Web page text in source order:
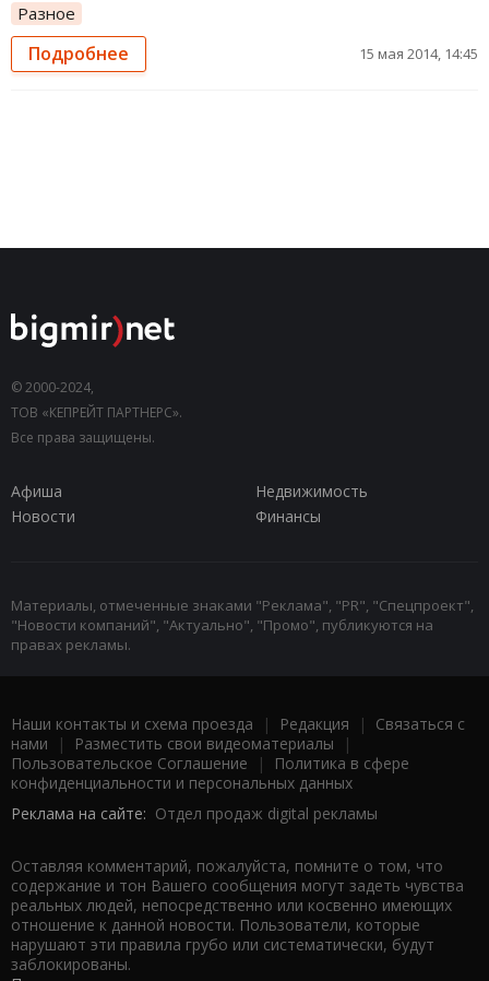
Разное
Подробнее 15 мая 2014, 14:45
© 2000-2024,
ТОВ «КЕПРЕЙТ ПАРТНЕРС».
Все права защищены.
Афиша
Недвижимость
Новости
Финансы
Материалы, отмеченные знаками "Реклама", "PR", "Спецпроект",
"Новости компаний", "Актуально", "Промо", публикуются на
правах рекламы.
Наши контакты и схема проезда | Редакция | Связаться с
нами | Разместить свои видеоматериалы |
Пользовательское Соглашение |
Политика в сфере
конфиденциальности и персональных данных
Реклама на сайте: Отдел продаж digital рекламы
Оставляя комментарий, пожалуйста, помните о том, что
содержание и тон Вашего сообщения могут задеть чувства
реальных людей, непосредственно или косвенно имеющих
отношение к данной новости. Пользователи, которые
нарушают эти правила грубо или систематически, будут
заблокированы.